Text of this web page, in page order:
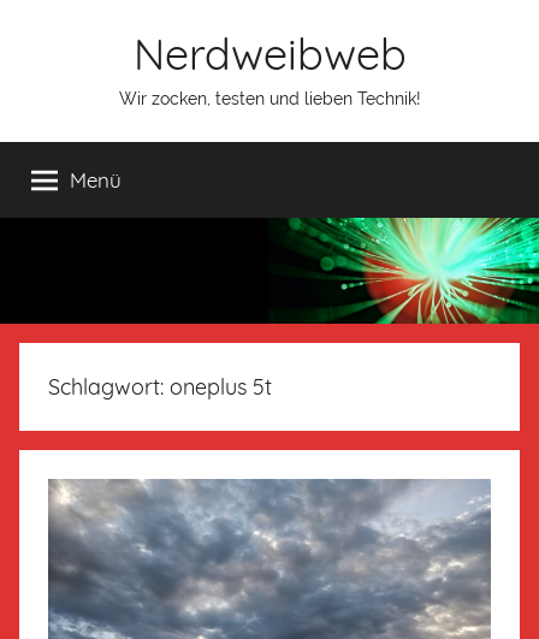
Nerdweibweb
Wir zocken, testen und lieben Technik!
Menü
Schlagwort: oneplus 5t